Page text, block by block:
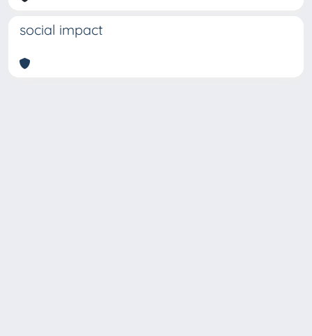
social impact